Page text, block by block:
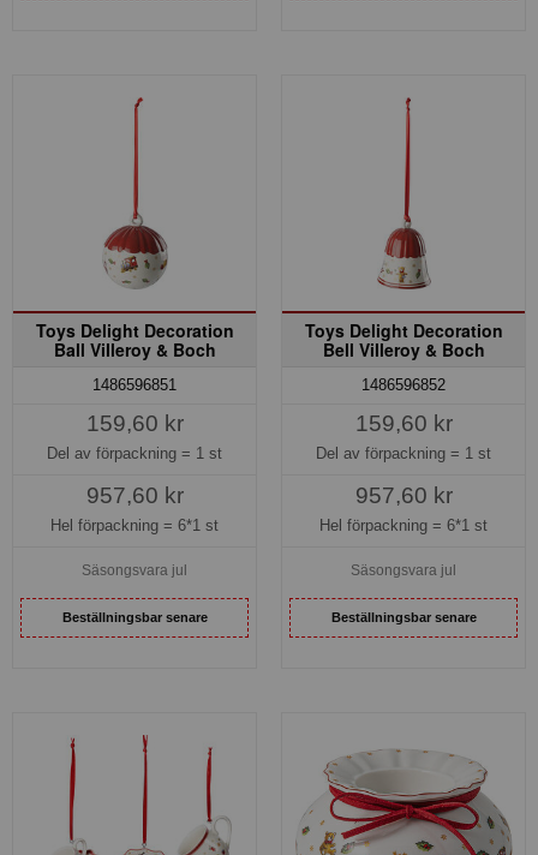
Toys Delight Decoration
Ball Villeroy & Boch
1486596851
159,60 kr
Del av förpackning = 1 st
957,60 kr
Hel förpackning = 6*1 st
Säsongsvara jul
Beställningsbar senare
Toys Delight Decoration
Bell Villeroy & Boch
1486596852
159,60 kr
Del av förpackning = 1 st
957,60 kr
Hel förpackning = 6*1 st
Säsongsvara jul
Beställningsbar senare